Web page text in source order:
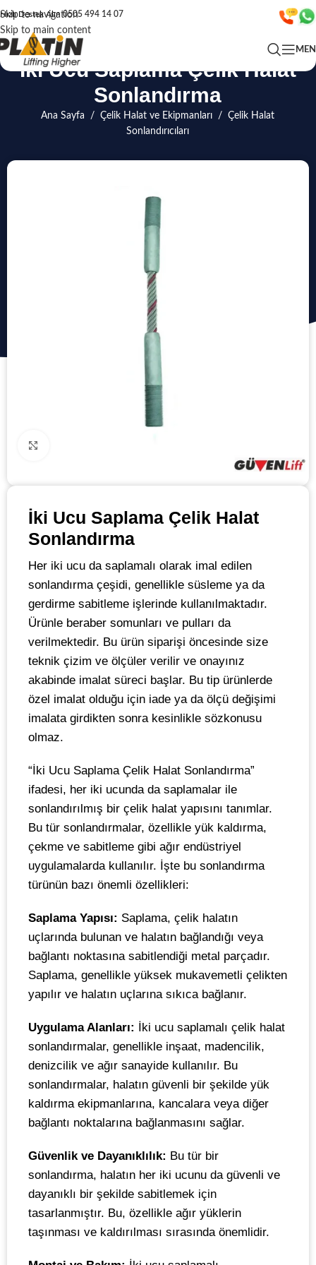
Skip to navigation
Skip to main content
Hızlı Destek Alın0505 494 14 07
İki Ucu Saplama Çelik Halat
Sonlandırma
Ana Sayfa / Çelik Halat ve Ekipmanları /
Çelik Halat
Sonlandırıcıları
İki Ucu Saplama Çelik Halat
Sonlandırma
Her iki ucu da saplamalı olarak imal edilen
sonlandırma çeşidi, genellikle süsleme ya da
gerdirme sabitleme işlerinde kullanılmaktadır.
Ürünle beraber somunları ve pulları da
verilmektedir. Bu ürün siparişi öncesinde size
teknik çizim ve ölçüler verilir ve onayınız
akabinde imalat süreci başlar. Bu tip ürünlerde
özel imalat olduğu için iade ya da ölçü değişimi
imalata girdikten sonra kesinlikle sözkonusu
olmaz.
“İki Ucu Saplama Çelik Halat Sonlandırma”
ifadesi, her iki ucunda da saplamalar ile
sonlandırılmış bir çelik halat yapısını tanımlar.
Bu tür sonlandırmalar, özellikle yük kaldırma,
çekme ve sabitleme gibi ağır endüstriyel
uygulamalarda kullanılır. İşte bu sonlandırma
türünün bazı önemli özellikleri:
Saplama Yapısı: Saplama, çelik halatın
uçlarında bulunan ve halatın bağlandığı veya
bağlantı noktasına sabitlendiği metal parçadır.
Saplama, genellikle yüksek mukavemetli çelikten
yapılır ve halatın uçlarına sıkıca bağlanır.
Uygulama Alanları:
İki ucu saplamalı çelik halat
sonlandırmalar, genellikle inşaat, madencilik,
denizcilik ve ağır sanayide kullanılır. Bu
sonlandırmalar, halatın güvenli bir şekilde yük
kaldırma ekipmanlarına, kancalara veya diğer
bağlantı noktalarına bağlanmasını sağlar.
Güvenlik ve Dayanıklılık: Bu tür bir
sonlandırma, halatın her iki ucunu da güvenli ve
dayanıklı bir şekilde sabitlemek için
tasarlanmıştır. Bu, özellikle ağır yüklerin
taşınması ve kaldırılması sırasında önemlidir.